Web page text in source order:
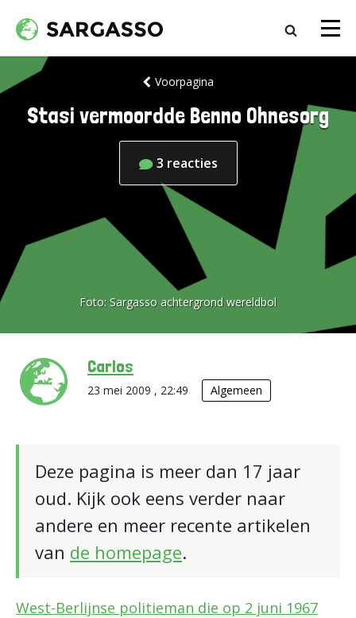
Voorpagina
Stasi vermoordde Benno Ohnesorg
3 reacties
Foto: Sargasso achtergrond wereldbol
Carlos
23 mei 2009 , 22:49 Algemeen
Deze pagina is meer dan 17 jaar
oud. Kijk ook eens verder naar
andere en meer recente artikelen
van de homepage.
West-Berlijnse politieman die op 2 juni 1967